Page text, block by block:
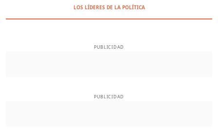
LOS LÍDERES DE LA POLÍTICA
PUBLICIDAD
PUBLICIDAD